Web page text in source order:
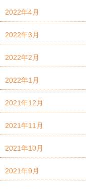
2022年4月
2022年3月
2022年2月
2022年1月
2021年12月
2021年11月
2021年10月
2021年9月